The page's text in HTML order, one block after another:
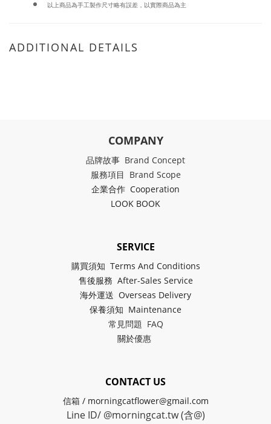
以上商品為手工製作尺寸略有誤差，以實際商品為主
ADDITIONAL DETAILS
COMPANY
品牌故事 Brand Concept
服務項目 Brand Scope
企業合作 Cooperation
LOOK BOOK
SERVICE
購買須知 Terms And Conditions
售後服務 After-Sales Service
海外運送 Overseas Delivery
保養須知 Maintenance
常見問題 FAQ
關於優惠
CONTACT US
信箱 / morningcatflower@gmail.com
Line ID/ @morningcat.tw (含@)